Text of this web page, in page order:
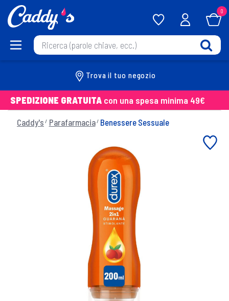
0
Trova il tuo negozio
SPEDIZIONE GRATUITA con una spesa minima 49€
Caddy's Parafarmacia Benessere Sessuale